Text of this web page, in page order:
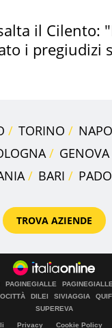
il Cilento:
i pregiudizi
TORINO
GENOVA
BARI
TROVA AZIENDE
PAGINEGIALLE
DILEI SIVIAGGIA
SUPEREVA
Privacy Cookie Policy